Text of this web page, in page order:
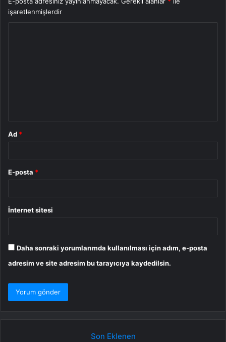
işaretlenmişlerdir
Ad *
E-posta *
İnternet sitesi
Daha sonraki yorumlarımda kullanılması için adım, e-posta
adresim ve site adresim bu tarayıcıya kaydedilsin.
Son Eklenen